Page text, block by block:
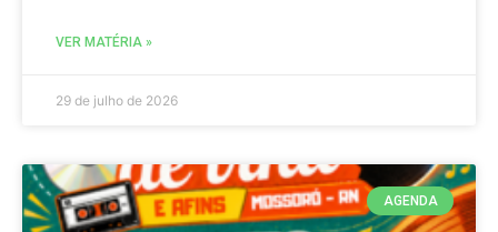
VER MATÉRIA »
29 de julho de 2026
AGENDA